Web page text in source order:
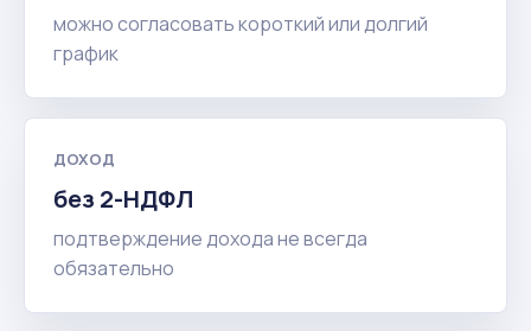
можно согласовать короткий или долгий
график
ДОХОД
без 2-НДФЛ
подтверждение дохода не всегда
обязательно